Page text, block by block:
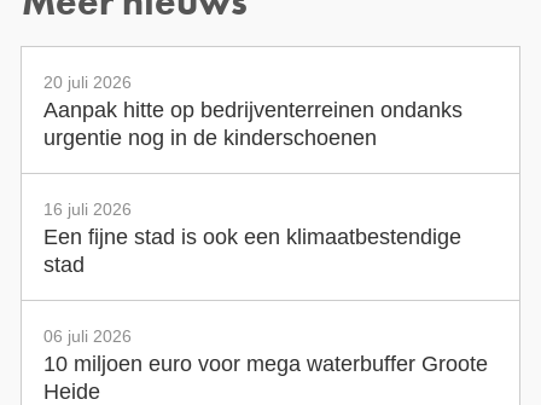
20 juli 2026
Aanpak hitte op bedrijventerreinen ondanks
urgentie nog in de kinderschoenen
16 juli 2026
Een fijne stad is ook een klimaatbestendige
stad
06 juli 2026
10 miljoen euro voor mega waterbuffer Groote
Heide